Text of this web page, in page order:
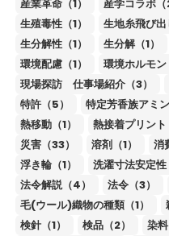
産業革命（1）
産学コラボ（
生殖毒性（1）
生地糸飛び出
生分解性（1）
生分解（1）
環境配慮（1）
環境ホルモン
現場探訪 仕事場紹介（3）
特許（5）
特定芳香族アミン
熱移動（1）
熱接着プリント
災害（33）
溶剤（1） 消
浮き輪（1）
洗濯寸法安定性
法令解説（4）
法令（3）
毛(ウール)織物の種類（1）
検針（1）
検品（2） 染料